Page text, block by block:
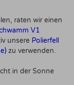
raten wir einen
V1
unsere Polierfell
zu verwenden.
in der Sonne